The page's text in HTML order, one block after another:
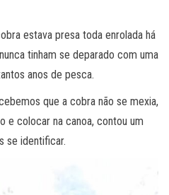
estava presa toda enrolada há
tinham se deparado com uma
anos de pesca.
que a cobra não se mexia,
e colocar na canoa, contou um
se identificar.